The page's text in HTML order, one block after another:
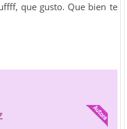
que gusto. Que bien te